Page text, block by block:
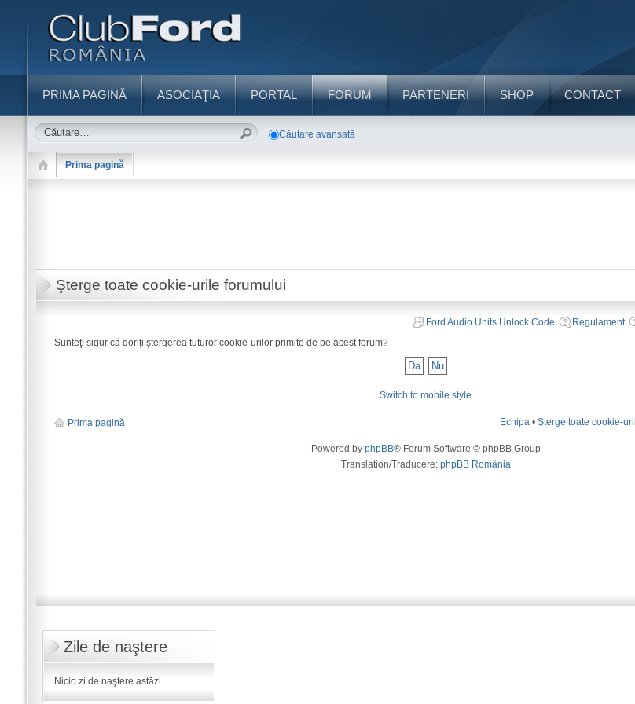
PRIMA PAGINĂ ASOCIAŢIA PORTAL FORUM PARTENERI SHOP CONTACT
Căutare avansată
Prima pagină
Şterge toate cookie-urile forumului
Ford Audio Units Unlock Code Regulament
Sunteţi sigur că doriţi ştergerea tuturor cookie-urilor primite de pe acest forum?
Switch to mobile style
Prima pagină Echipa •Şterge toate cookie-
Powered by phpBB® Forum Software © phpBB Group
Translation/Traducere: phpBB România
Zile de naştere
Nicio zi de naştere astăzi